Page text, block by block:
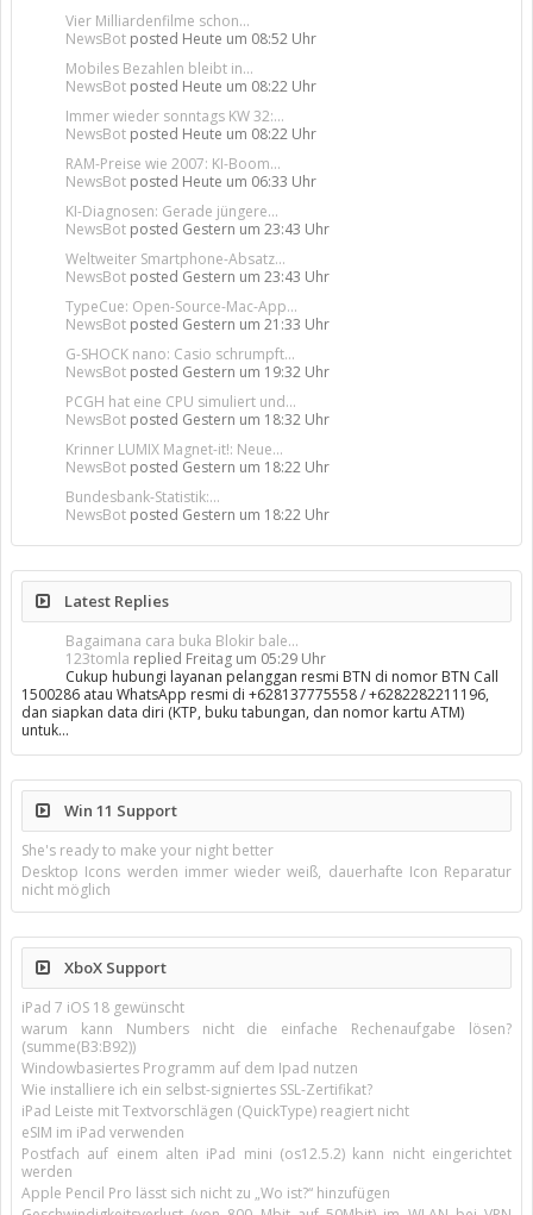
Vier Milliardenfilme schon...
NewsBot posted Heute um 08:52 Uhr
Mobiles Bezahlen bleibt in...
NewsBot posted Heute um 08:22 Uhr
Immer wieder sonntags KW 32:...
NewsBot posted Heute um 08:22 Uhr
RAM-Preise wie 2007: KI-Boom...
NewsBot posted Heute um 06:33 Uhr
KI-Diagnosen: Gerade jüngere...
NewsBot posted Gestern um 23:43 Uhr
Weltweiter Smartphone-Absatz...
NewsBot posted Gestern um 23:43 Uhr
TypeCue: Open-Source-Mac-App...
NewsBot posted Gestern um 21:33 Uhr
G-SHOCK nano: Casio schrumpft...
NewsBot posted Gestern um 19:32 Uhr
PCGH hat eine CPU simuliert und...
NewsBot posted Gestern um 18:32 Uhr
Krinner LUMIX Magnet-it!: Neue...
NewsBot posted Gestern um 18:22 Uhr
Bundesbank-Statistik:...
NewsBot posted Gestern um 18:22 Uhr
Latest Replies
Bagaimana cara buka Blokir bale...
123tomla replied Freitag um 05:29 Uhr
Cukup hubungi layanan pelanggan resmi BTN di nomor BTN Call
1500286 atau WhatsApp resmi di +628137775558 / +6282282211196,
dan siapkan data diri (KTP, buku tabungan, dan nomor kartu ATM)
untuk…
Win 11 Support
She's ready to make your night better
Desktop Icons werden immer wieder weiß, dauerhafte Icon Reparatur
nicht möglich
XboX Support
iPad 7 iOS 18 gewünscht
warum kann Numbers nicht die einfache Rechenaufgabe lösen?
(summe(B3:B92))
Windowbasiertes Programm auf dem Ipad nutzen
Wie installiere ich ein selbst-signiertes SSL-Zertifikat?
iPad Leiste mit Textvorschlägen (QuickType) reagiert nicht
eSIM im iPad verwenden
Postfach auf einem alten iPad mini (os12.5.2) kann nicht eingerichtet
werden
Apple Pencil Pro lässt sich nicht zu „Wo ist?“ hinzufügen